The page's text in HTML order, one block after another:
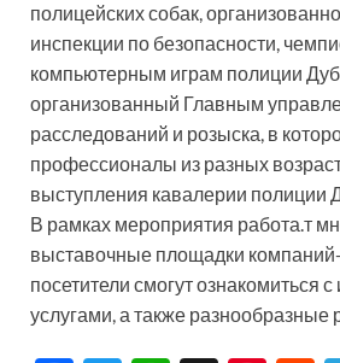
полицейских собак,
инспекции по безопасности,
компьютерным играм полиции
организованный Главным
расследований и розыска, в
профессионалы из разных
выступления кавалерии полиции
В рамках мероприятия работа.т
выставочные площадки
посетители смогут ознакомиться
услугами, а также разнообразные